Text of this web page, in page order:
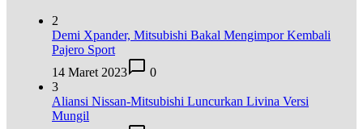
2
Demi Xpander, Mitsubishi Bakal Mengimpor Kembali
Pajero Sport
14 Maret 2023
0
3
Aliansi Nissan-Mitsubishi Luncurkan Livina Versi
Mungil